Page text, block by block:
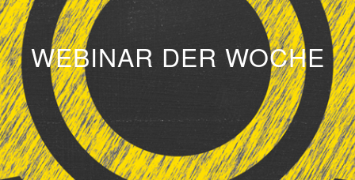
WEBINAR DER WOCHE